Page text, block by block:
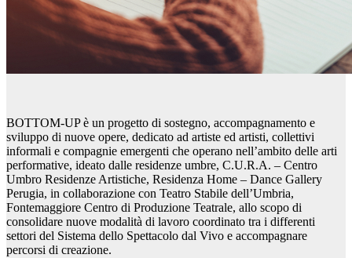
BOTTOM-UP è un progetto di sostegno, accompagnamento e
sviluppo di nuove opere, dedicato ad artiste ed artisti, collettivi
informali e compagnie emergenti che operano nell’ambito delle arti
performative, ideato dalle residenze umbre, C.U.R.A. – Centro
Umbro Residenze Artistiche, Residenza Home – Dance Gallery
Perugia, in collaborazione con Teatro Stabile dell’Umbria,
Fontemaggiore Centro di Produzione Teatrale, allo scopo di
consolidare nuove modalità di lavoro coordinato tra i differenti
settori del Sistema dello Spettacolo dal Vivo e accompagnare
percorsi di creazione.